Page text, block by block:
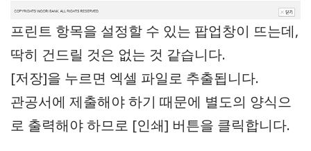
프린트 항목을 설정할 수 있는 팝업창이 뜨는데,
딱히 건드릴 것은 없는 것 같습니다.
[저장]을 누르면 엑셀 파일로 추출됩니다.
관공서에 제출해야 하기 때문에 별도의 양식으
로 출력해야 하므로 [인쇄] 버튼을 클릭합니다.